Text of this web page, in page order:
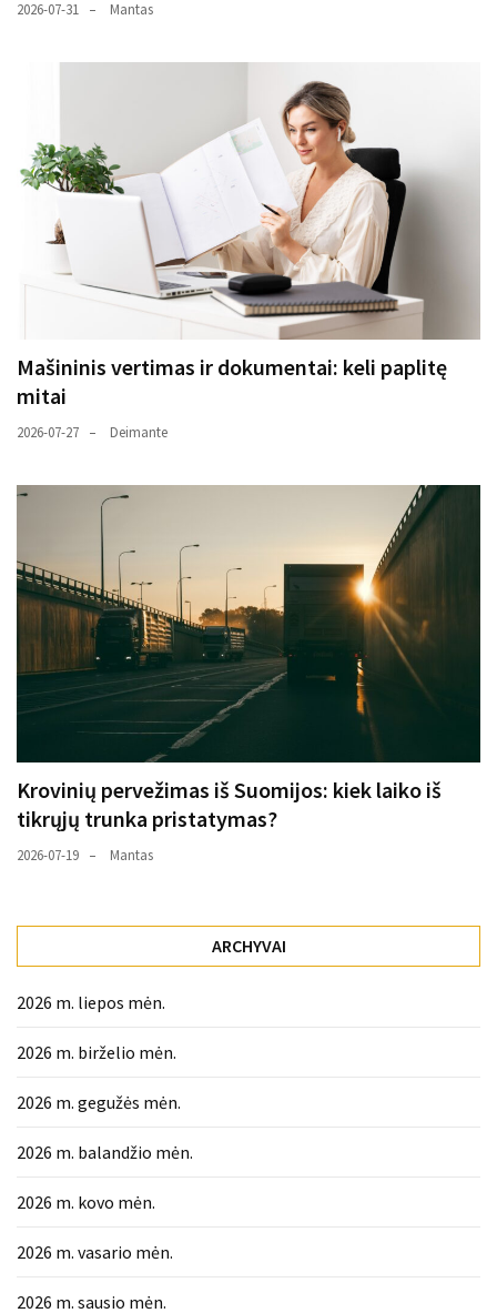
2026-07-31 Mantas
Mašininis vertimas ir dokumentai: keli paplitę
mitai
2026-07-27 Deimante
Krovinių pervežimas iš Suomijos: kiek laiko iš
tikrųjų trunka pristatymas?
2026-07-19 Mantas
ARCHYVAI
2026 m. liepos mėn.
2026 m. birželio mėn.
2026 m. gegužės mėn.
2026 m. balandžio mėn.
2026 m. kovo mėn.
2026 m. vasario mėn.
2026 m. sausio mėn.